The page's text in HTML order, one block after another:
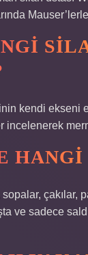
kendi
incelenerek
çakılar,
ve sadece